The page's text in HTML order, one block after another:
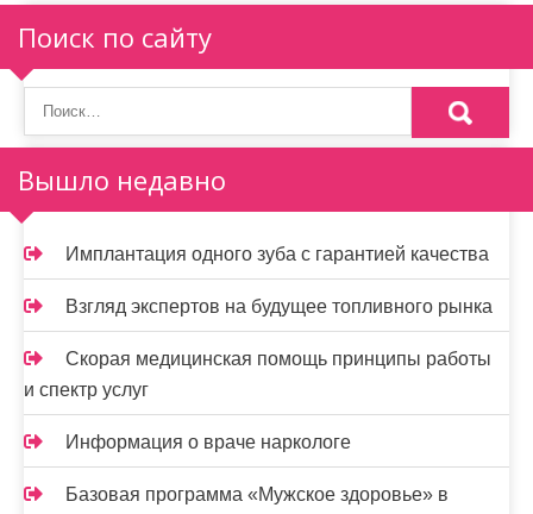
я
п
о
з
а
п
и
с
я
м
Поиск по сайту
Вышло недавно
Имплантация одного зуба с гарантией качества
Взгляд экспертов на будущее топливного рынка
Скорая медицинская помощь принципы работы
и спектр услуг
Информация о враче наркологе
Базовая программа «Мужское здоровье» в